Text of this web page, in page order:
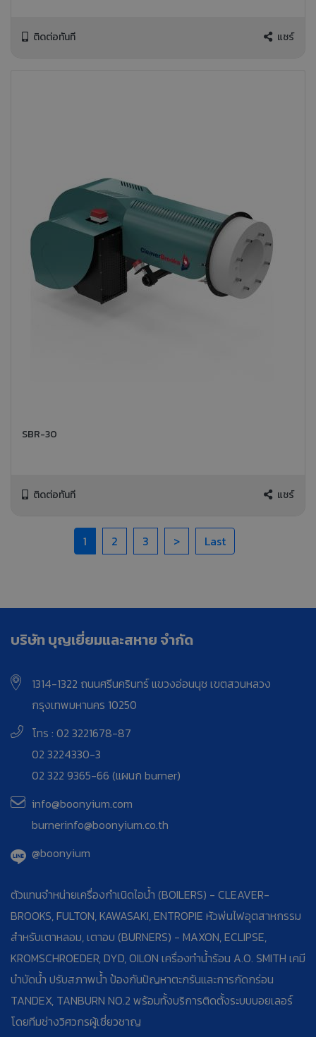
ติดต่อทันที แชร์
SBR-30
ติดต่อทันที แชร์
1 2 3 > Last
บริษัท บุญเยี่ยมและสหาย จำกัด
1314-1322 ถนนศรีนครินทร์ แขวงอ่อนนุช เขตสวนหลวง
กรุงเทพมหานคร 10250
โทร : 02 3221678-87
02 3224330-3
02 322 9365-66 (แผนก burner)
info@boonyium.com
burnerinfo@boonyium.co.th
@boonyium
ตัวแทนจำหน่ายเครื่องกำเนิดไอน้ำ (BOILERS) - CLEAVER-
BROOKS, FULTON, KAWASAKI, ENTROPIE หัวพ่นไฟอุตสาหกรรม
สำหรับเตาหลอม, เตาอบ (BURNERS) - MAXON, ECLIPSE,
KROMSCHROEDER, DYD, OILON เครื่องทำน้ำร้อน A.O. SMITH เคมี
บำบัดน้ำ ปรับสภาพน้ำ ป้องกันปัญหาตะกรันและการกัดกร่อน
TANDEX, TANBURN NO.2 พร้อมทั้งบริการติดตั้งระบบบอยเลอร์
โดยทีมช่างวิศวกรผู้เชี่ยวชาญ